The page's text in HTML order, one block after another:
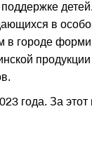
в
городе
года. За этот